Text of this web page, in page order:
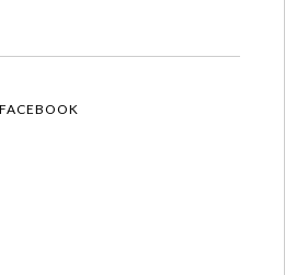
FACEBOOK